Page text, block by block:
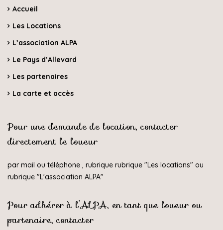
Accueil
Les Locations
L’association ALPA
Le Pays d’Allevard
Les partenaires
La carte et accès
Pour une demande de location, contacter
directement le loueur
par mail ou téléphone , rubrique rubrique "Les locations" ou
rubrique "L'association ALPA"
Pour adhérer à l’ALPA, en tant que loueur ou
partenaire, contacter